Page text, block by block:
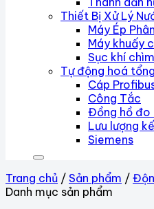
Thiết Bị Xử Lý
Máy Ép Phân
Máy khuấy
Sục khí chìm
Tự động hoá
Cáp
Công Tắc
Đồng hồ đo
Lưu lượng
Siemens
Trang chủ / Sản phẩm /
Danh mục sản phẩm